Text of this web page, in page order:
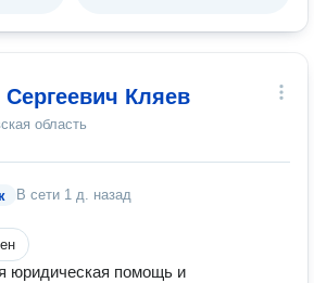
Сергеевич Кляев
область
В сети 1 д. назад
юридическая помощь и